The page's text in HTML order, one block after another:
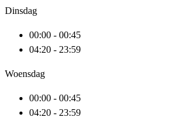
Dinsdag
00:00 - 00:45
04:20 - 23:59
Woensdag
00:00 - 00:45
04:20 - 23:59